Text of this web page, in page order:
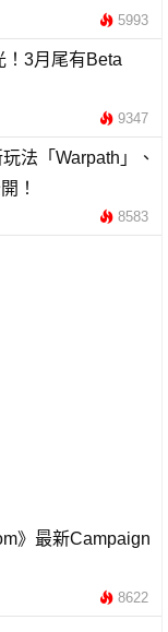
5993
！3月尾有Beta
9347
法「Warpath」、
！
8583
》最新Campaign
8622